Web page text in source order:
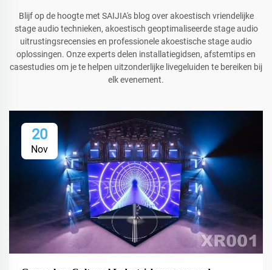
Blijf op de hoogte met SAIJIA's blog over akoestisch vriendelijke
stage audio technieken, akoestisch geoptimaliseerde stage audio
uitrustingsrecensies en professionele akoestische stage audio
oplossingen. Onze experts delen installatiegidsen, afstemtips en
casestudies om je te helpen uitzonderlijke livegeluiden te bereiken bij
elk evenement.
20
Nov